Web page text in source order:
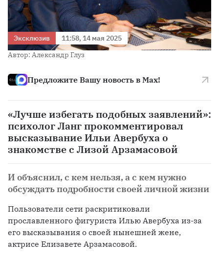
Эксклюзив
11:58, 14 мая 2025
Автор: Александр Глуз
Предложите Вашу новость в Max!
«Лучше избегать подобных заявлений»:
психолог Ланг прокомментировал
высказывание Ильи Авербуха о
знакомстве с Лизой Арзамасовой
И объяснил, с кем нельзя, а с кем нужно
обсуждать подробности своей личной жизни
Пользователи сети раскритиковали
прославленного фигуриста Илью Авербуха из-за
его высказывания о своей нынешней жене,
актрисе Елизавете Арзамасовой.